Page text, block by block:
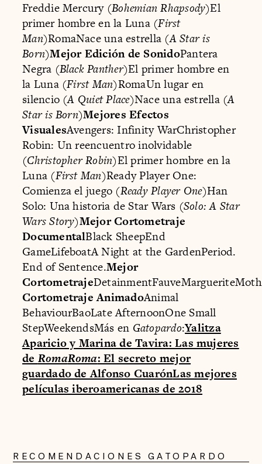
Freddie Mercury (Bohemian Rhapsody)El
primer hombre en la Luna (First
Man)RomaNace una estrella (A Star is
Born)Mejor Edición de SonidoPantera
Negra (Black Panther)El primer hombre en
la Luna (First Man)RomaUn lugar en
silencio (A Quiet Place)Nace una estrella (A
Star is Born)Mejores Efectos
VisualesAvengers: Infinity WarChristopher
Robin: Un reencuentro inolvidable
(Christopher Robin)El primer hombre en la
Luna (First Man)Ready Player One:
Comienza el juego (Ready Player One)Han
Solo: Una historia de Star Wars (Solo: A Star
Wars Story)Mejor Cortometraje
DocumentalBlack SheepEnd
GameLifeboatA Night at the GardenPeriod.
End of Sentence.Mejor
Cortometraje
Cortometraje AnimadoAnimal
BehaviourBaoLate AfternoonOne Small
StepWeekendsMás en Gatopardo:Yalitza
Aparicio y Marina de Tavira: Las mujeres
de RomaRoma: El secreto mejor
guardado de Alfonso CuarónLas mejores
películas iberoamericanas de 2018
RECOMENDACIONES GATOPARDO